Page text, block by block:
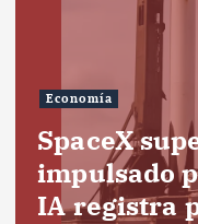
Economía
SpaceX
impulsado
IA registra